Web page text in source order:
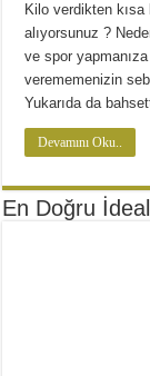
Yağ Yakan Yiyecekler
Yulaflı Diyet Mozaik
Dukan patlıcan kebabı
Kilo verdikten
alıyorsunuz ?
ve spor
verememenizin
Yukarıda da
Devamını Oku..
En Doğru